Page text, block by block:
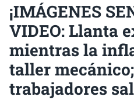
¡IMÁGENES
VIDEO: Llanta
mientras la
taller
trabajadores